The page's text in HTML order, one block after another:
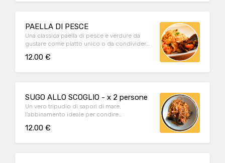
PAELLA DI PESCE
Una classica paella di pesce e verdure da
gustare come piatto unico o da condividere
12.00 €
SUGO ALLO SCOGLIO - x 2 persone
Un vero tripudio di sapori di mare,
l’abbinamento ideale per condire
12.00 €